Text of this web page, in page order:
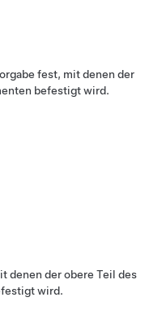
fest, mit denen der
befestigt wird.
denen der obere Teil des
wird.